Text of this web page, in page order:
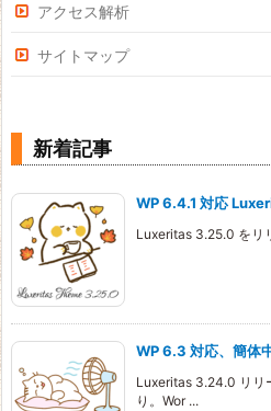
アクセス解析
サイトマップ
新着記事
WP 6.4.1 対応
Luxeritas 3.25.0 をリ
WP 6.3 対応、簡体
Luxeritas 3.24.0 リリ
り。Wor ...